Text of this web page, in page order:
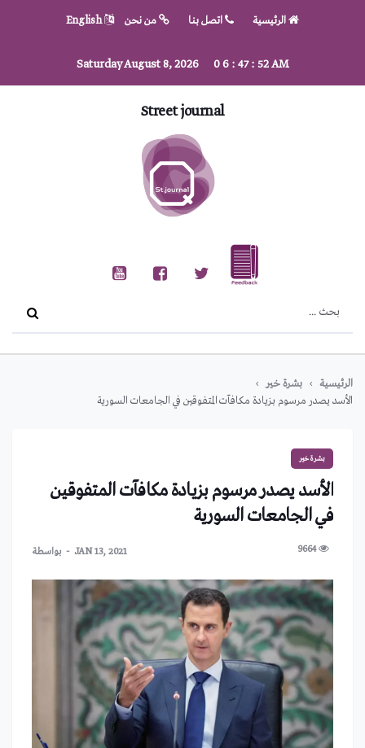
الرئيسية اتصل بنا من نحن English
Saturday August 8, 2026 06 : 47: 53 AM
Street journal
الرئيسية
بشرة خير
الأسد يصدر مرسوم بزيادة مكافآت المتفوقين في الجامعات السورية
بشرة خير
الأسد يصدر مرسوم بزيادة مكافآت المتفوقين
في الجامعات السورية
9664
JAN 13, 2021 بواسطة